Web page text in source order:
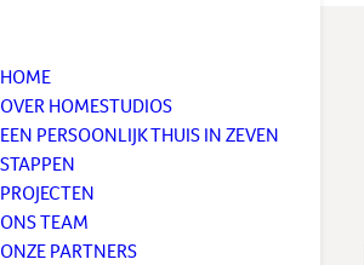
HOME
OVER HOMESTUDIOS
EEN PERSOONLIJK THUIS IN ZEVEN
STAPPEN
PROJECTEN
ONS TEAM
ONZE PARTNERS